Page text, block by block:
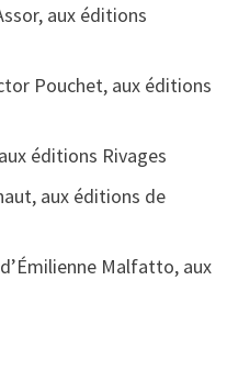
aux éditions
Pouchet, aux éditions
éditions Rivages
aux éditions de
d’Émilienne Malfatto, aux